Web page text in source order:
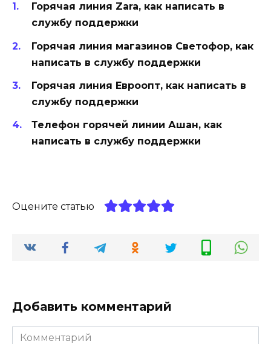
Горячая линия Zara, как написать в
службу поддержки
Горячая линия магазинов Светофор, как
написать в службу поддержки
Горячая линия Евроопт, как написать в
службу поддержки
Телефон горячей линии Ашан, как
написать в службу поддержки
Оцените статью
Добавить комментарий
Комментарий